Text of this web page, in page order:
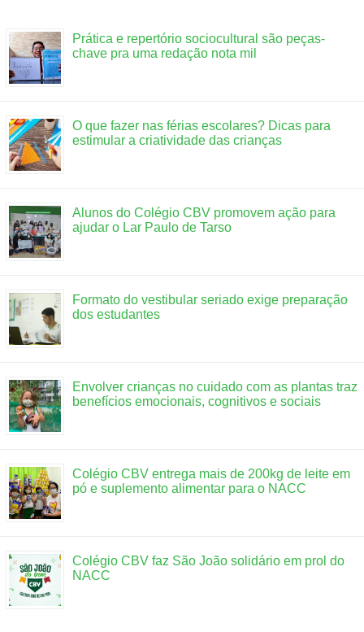
Prática e repertório sociocultural são peças-
chave pra uma redação nota mil
O que fazer nas férias escolares? Dicas para
estimular a criatividade das crianças
Alunos do Colégio CBV promovem ação para
ajudar o Lar Paulo de Tarso
Formato do vestibular seriado exige preparação
dos estudantes
Envolver crianças no cuidado com as plantas traz
benefícios emocionais, cognitivos e sociais
Colégio CBV entrega mais de 200kg de leite em
pó e suplemento alimentar para o NACC
Colégio CBV faz São João solidário em prol do
NACC